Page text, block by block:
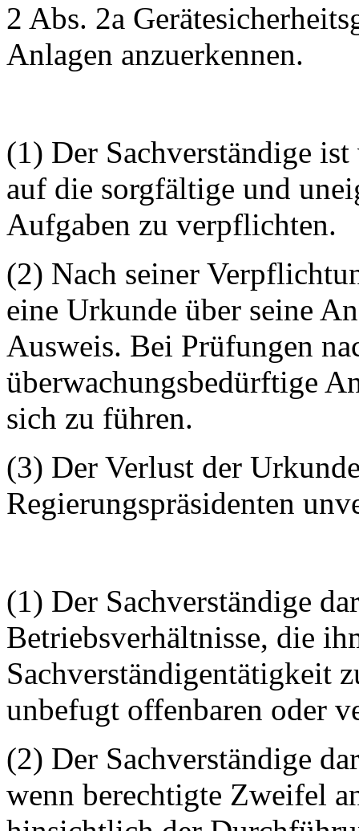
2 Abs. 2a
Anlagen anzuerkennen.
(1) Der Sachverständige
auf die sorgfältige und
Aufgaben zu verpflichten.
(2) Nach seiner
eine Urkunde über seine
Ausweis. Bei Prüfungen
überwachungsbedürftige
sich zu führen.
(3) Der Verlust der
Regierungspräsidenten
(1) Der Sachverständige
Betriebsverhältnisse, die
Sachverständigentätigkeit
unbefugt offenbaren oder
(2) Der Sachverständige
wenn berechtigte Zweifel